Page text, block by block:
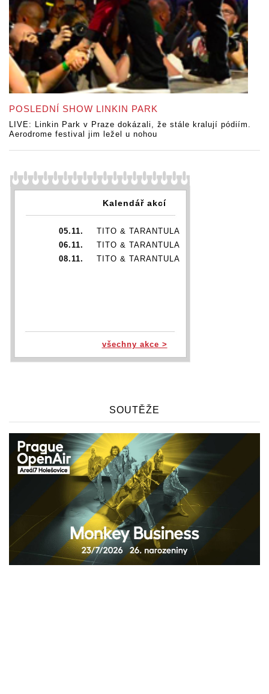
POSLEDNÍ SHOW LINKIN PARK
LIVE: Linkin Park v Praze dokázali, že stále kralují pódiím.
Aerodrome festival jim ležel u nohou
Kalendář akcí
05.11.
TITO & TARANTULA
06.11.
TITO & TARANTULA
08.11.
TITO & TARANTULA
všechny akce >
SOUTĚŽE